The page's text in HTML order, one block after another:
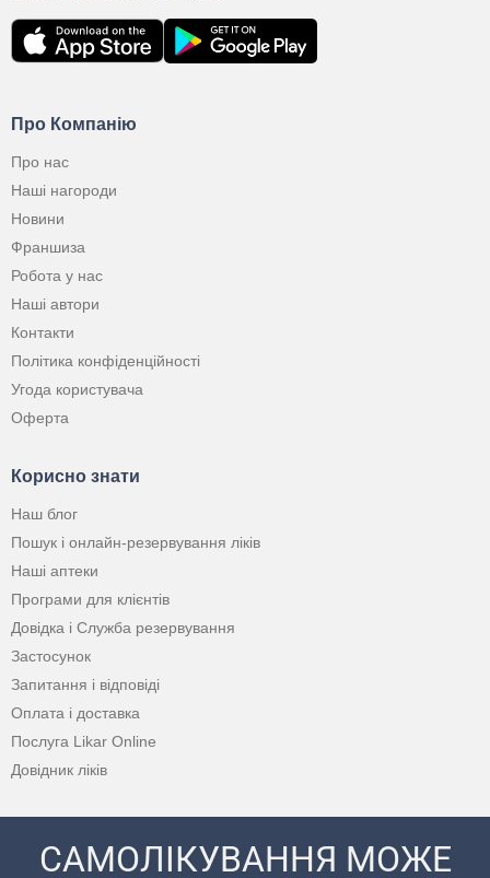
Про Компанію
Про нас
Наші нагороди
Новини
Франшиза
Робота у нас
Наші автори
Контакти
Політика конфіденційності
Угода користувача
Оферта
Корисно знати
Наш блог
Пошук і онлайн-резервування ліків
Наші аптеки
Програми для клієнтів
Довідка і Служба резервування
Застосунок
Запитання і відповіді
Оплата і доставка
Послуга Likar Online
Довідник ліків
САМОЛІКУВАННЯ МОЖЕ